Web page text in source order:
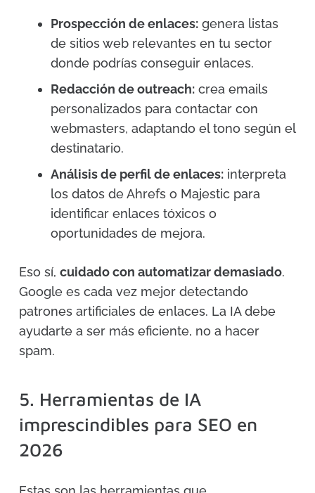
Prospección de enlaces: genera listas
de sitios web relevantes en tu sector
donde podrías conseguir enlaces.
Redacción de outreach: crea emails
personalizados para contactar con
webmasters, adaptando el tono según el
destinatario.
Análisis de perfil de enlaces: interpreta
los datos de Ahrefs o Majestic para
identificar enlaces tóxicos o
oportunidades de mejora.
Eso sí, cuidado con automatizar demasiado.
Google es cada vez mejor detectando
patrones artificiales de enlaces. La IA debe
ayudarte a ser más eficiente, no a hacer
spam.
5. Herramientas de IA
imprescindibles para SEO en
2026